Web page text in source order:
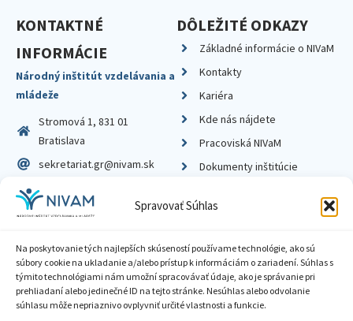
Spravovať Súhlas
Na poskytovanie tých najlepších skúseností používame technológie, ako sú
súbory cookie na ukladanie a/alebo prístup k informáciám o zariadení. Súhlas s
týmito technológiami nám umožní spracovávať údaje, ako je správanie pri
prehliadaní alebo jedinečné ID na tejto stránke. Nesúhlas alebo odvolanie
súhlasu môže nepriaznivo ovplyvniť určité vlastnosti a funkcie.
KONTAKTNÉ
INFORMÁCIE
Národný inštitút vzdelávania a
mládeže
Stromová 1, 831 01
Bratislava
sekretariat.gr@nivam.sk
IČO: 00164348
DIČ: 2020798714
DÔLEŽITÉ ODKAZY
Základné informácie o NIVaM
Kontakty
Kariéra
Kde nás nájdete
Pracoviská NIVaM
Dokumenty inštitúcie
Zásady ochrany súkromia